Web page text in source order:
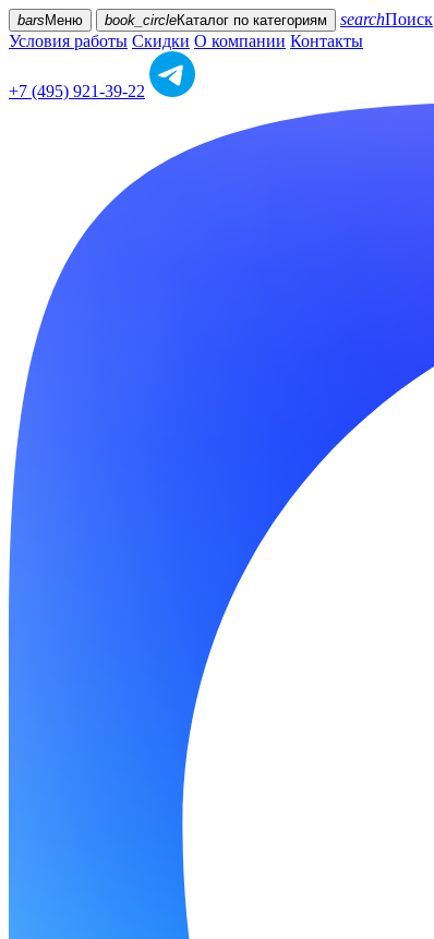
bars Меню book_circleКаталог по категориям searchПоиск
Условия работы Скидки О компании Контакты
+7 (495) 921-39-22